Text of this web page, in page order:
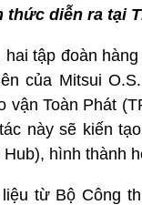
thức diễn ra tại
hai tập đoàn
của Mitsui
vận Toàn Phát
này sẽ kiến
Hub), hình thành
từ Bộ Công